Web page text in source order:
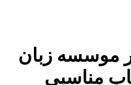
موسسه زبان
مناسبی